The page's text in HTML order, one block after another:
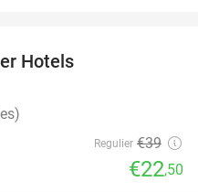
Hotels
Regulier €39
€22,50